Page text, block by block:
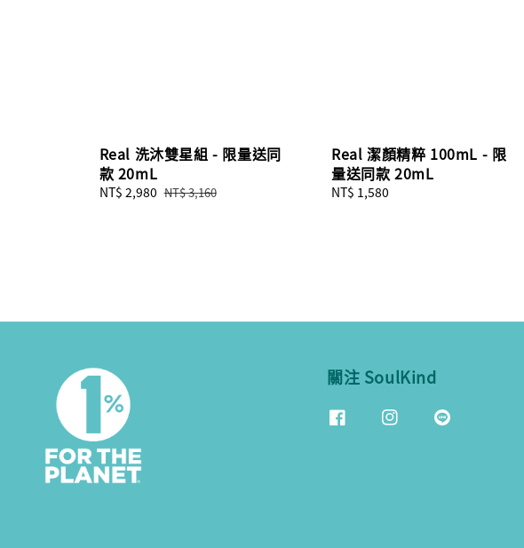
Real 洗沐雙星組 - 限量送同
款 20mL
Sale
NT$ 2,980 Regular
NT$ 3,160
Real 潔顏精粹 100mL - 限
量送同款 20mL
Regular
NT$ 1,580
關注 SoulKind